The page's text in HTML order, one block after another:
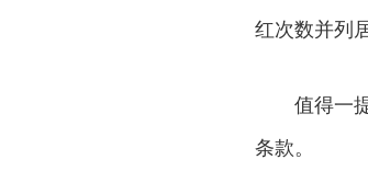
红次数并列
值得一
条款。